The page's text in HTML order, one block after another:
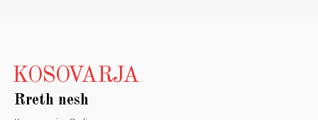
KOSOVARJA
Rreth nesh